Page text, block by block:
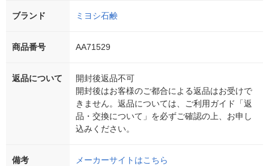
ブランド ミヨシ石鹸
商品番号 AA71529
返品について
開封後返品不可
開封後はお客様のご都合による返品はお受けで
きません。返品については、ご利用ガイド「返
品・交換について」を必ずご確認の上、お申し
込みください。
備考 メーカーサイトはこちら